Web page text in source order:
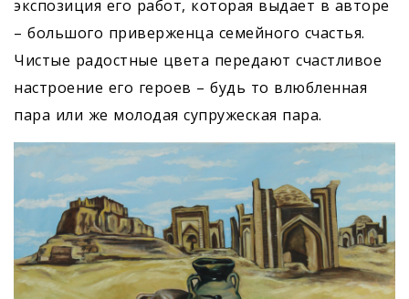
экспозиция его работ, которая выдает в авторе
– большого приверженца семейного счастья.
Чистые радостные цвета передают счастливое
настроение его героев – будь то влюбленная
пара или же молодая супружеская пара.